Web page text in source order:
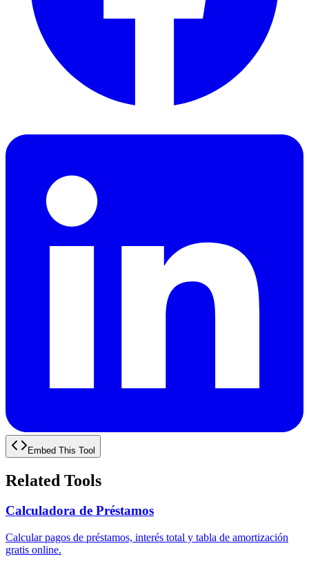
Embed This Tool
Related Tools
Calculadora de Préstamos
Calcular pagos de préstamos, interés total y tabla de amortización
gratis online.